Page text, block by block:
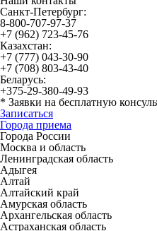
Санкт-Петербург:
8-800-707-97-37
+7 (962) 723-45-76
Казахстан:
+7 (777) 043-30-90
+7 (708) 803-43-40
Беларусь:
+375-29-380-49-93
* Заявки на бесплатную
Записаться
Города приема
Города России
Москва и область
Ленинградская область
Адыгея
Алтай
Алтайский край
Амурская область
Архангельская область
Астраханская область